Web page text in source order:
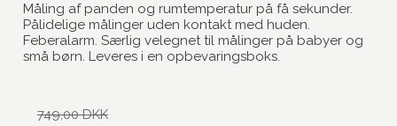
Måling af panden og rumtemperatur på få sekunder.
Pålidelige målinger uden kontakt med huden.
Feberalarm. Særlig velegnet til målinger på babyer og
små børn. Leveres i en opbevaringsboks.
749,00 DKK